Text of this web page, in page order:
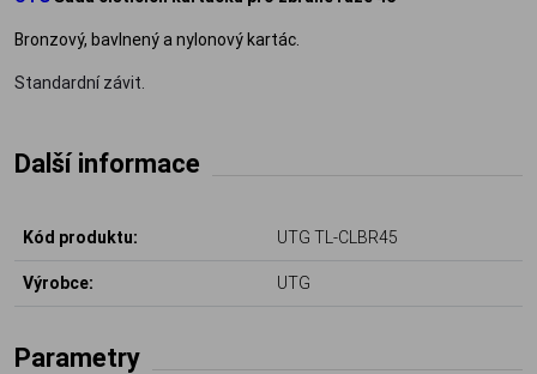
Bronzový, bavlnený a nylonový kartác.
Standardní závit.
Další informace
Kód produktu: UTG TL-CLBR45
Výrobce: UTG
Parametry